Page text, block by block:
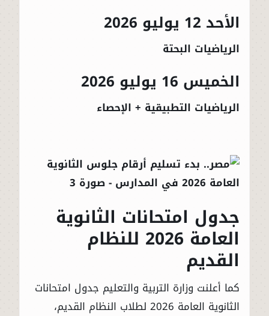
الأحد 12 يوليو 2026
الرياضيات البحتة
الخميس 16 يوليو 2026
الرياضيات التطبيقية + الإحصاء
جدول امتحانات الثانوية
العامة 2026 للنظام
القديم
كما أعلنت وزارة التربية والتعليم جدول امتحانات
الثانوية العامة 2026 لطلاب النظام القديم،